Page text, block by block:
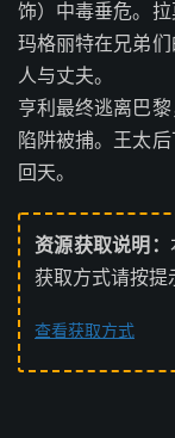
饰）中毒垂危。拉
玛格丽特在兄弟
人与丈夫。
亨利最终逃离巴
陷阱被捕。王太
回天。
资源获取说明：
获取方式请按提
查看获取方式